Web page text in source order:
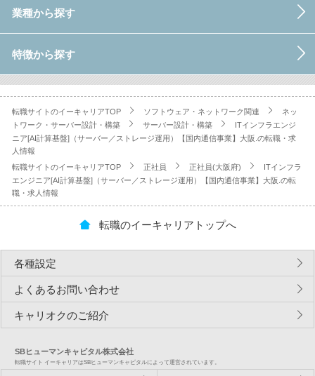
業種から探す
特徴から探す
転職サイトのイーキャリアTOP ソフトウェア・ネットワーク関連
ネッ
トワーク・サーバー設計・構築
サーバー設計・構築
ITインフラエンジ
ニア[AI計算基盤]（サーバー／ストレージ運用）【国内通信事業】大阪.の転職・求
人情報
転職サイトのイーキャリアTOP
正社員 正社員(大阪府)
ITインフラ
エンジニア[AI計算基盤]（サーバー／ストレージ運用）【国内通信事業】大阪.の転
職・求人情報
転職のイーキャリアトップへ
各種設定
よくあるお問い合わせ
キャリオクのご紹介
SBヒューマンキャピタル株式会社
転職サイト イーキャリアはSBヒューマンキャピタルによって運営されています。